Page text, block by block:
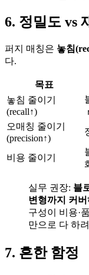
6. 정밀도 vs
퍼지 매칭은 놓침
다.
목표
놓침 줄이기
(recall↑)
오매칭 줄이기
(precision↑)
비용 줄이기
실무 권장: 블
변형까지 커
구성이 비용·
만으로 다 하
7. 흔한 함정